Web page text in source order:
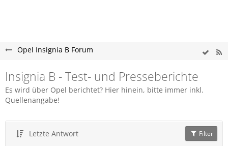
Opel Insignia B Forum
Insignia B - Test- und Presseberichte
Es wird über Opel berichtet? Hier hinein, bitte immer inkl.
Quellenangabe!
Letzte Antwort Filter